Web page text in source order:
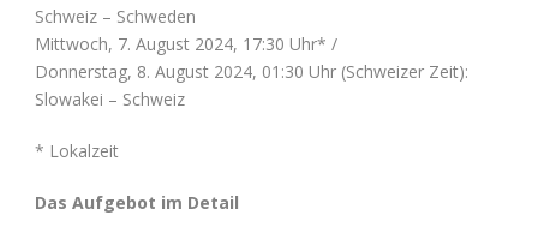
Schweiz – Schweden
Mittwoch, 7. August 2024, 17:30 Uhr* /
Donnerstag, 8. August 2024, 01:30 Uhr (Schweizer Zeit):
Slowakei – Schweiz
* Lokalzeit
Das Aufgebot im Detail